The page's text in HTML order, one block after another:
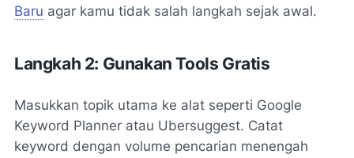
Baru agar kamu tidak salah langkah sejak awal.
Langkah 2: Gunakan Tools Gratis
Masukkan topik utama ke alat seperti Google
Keyword Planner atau Ubersuggest. Catat
keyword dengan volume pencarian menengah